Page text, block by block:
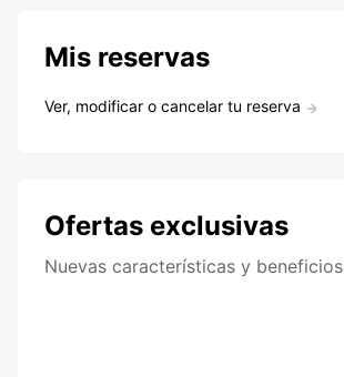
Mis reservas
Ver, modificar o cancelar tu reserva
Ofertas exclusivas
Nuevas características y beneficios